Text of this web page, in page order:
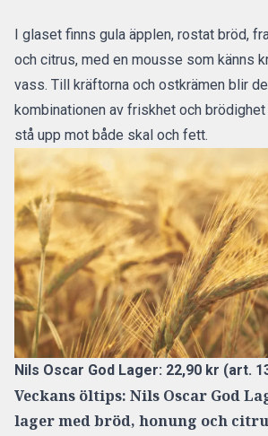
I glaset finns gula äpplen, rostat bröd,
och citrus, med en mousse som känns
vass. Till kräftorna och ostkrämen blir
kombinationen av friskhet och
stå upp mot både skal och fett.
Nils Oscar God Lager: 22,90 kr (art.
Veckans öltips: Nils Oscar God
lager med bröd, honung och